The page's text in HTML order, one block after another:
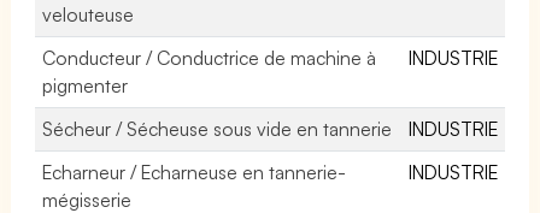
velouteuse
Conducteur / Conductrice de machine à
pigmenter
INDUSTRIE
Sécheur / Sécheuse sous vide en tannerie
INDUSTRIE
Echarneur / Echarneuse en tannerie-
mégisserie
INDUSTRIE